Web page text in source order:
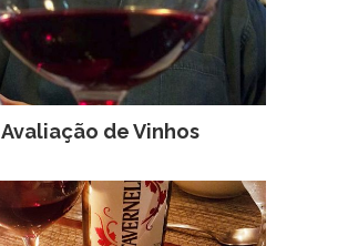
Avaliação de Vinhos